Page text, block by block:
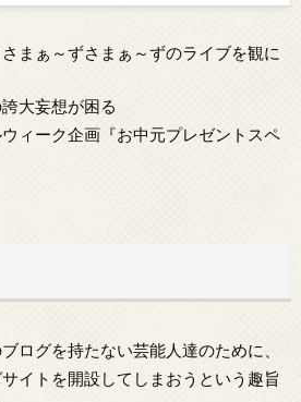
さまぁ～ずさまぁ～ずのライブを観に
大妄想が困る
ウィーク企画『お中元プレゼントスペ
ログを持たない芸能人達のために、
イトを開設してしまおうという趣旨